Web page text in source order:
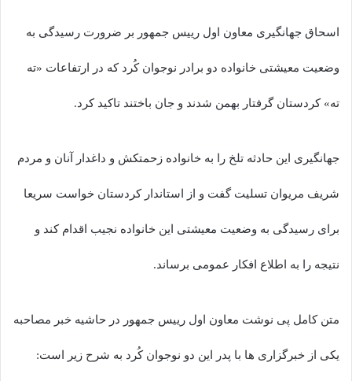
اسحاق جهانگیری معاون اول رییس جمهور بر ضرورت رسیدگی به
وضعیت معیشتی خانواده دو برادر نوجوان کُرد که در ارتفاعات «ته
ته» کردستان گرفتار بهمن شدند و جان باختند تاکید کرد.
جهانگیری این حادثه تلخ را به خانواده زحمتکش و داغدار آنان و مردم
شریف مریوان تسلیت گفت و از استاندار کردستان خواست سریعا
برای رسیدگی به وضعیت معیشتی این خانواده نجیب اقدام کند و
نتیجه را به اطلاع افکار عمومی برساند.
متن کامل پی نوشت معاون اول رییس جمهور در حاشیه خبر مصاحبه
یکی از خبرگزاری ها با پدر این دو نوجوان کُرد به شرح زیر است: